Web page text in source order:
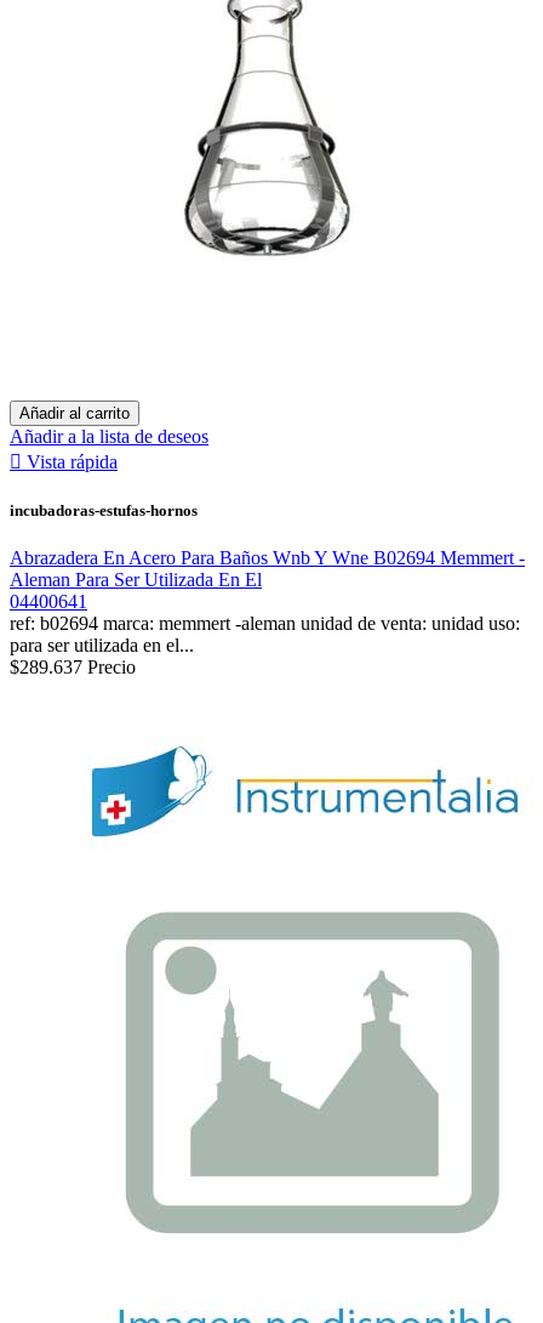
Añadir al carrito
Añadir a la lista de deseos
 Vista rápida
incubadoras-estufas-hornos
Abrazadera En Acero Para Baños Wnb Y Wne B02694 Memmert -
Aleman Para Ser Utilizada En El
04400641
ref: b02694 marca: memmert -aleman unidad de venta: unidad uso:
para ser utilizada en el...
$289.637 Precio